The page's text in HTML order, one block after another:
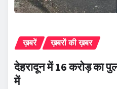
ख़बरें ख़बरों की ख़बर
देहरादून में 16 करोड़ का
में